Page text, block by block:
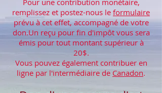
Pour une contribution monétaire,
remplissez et postez-nous le formulaire
prévu à cet effet, accompagné de votre
don.Un reçu pour fin d'impôt vous sera
émis pour tout montant supérieur à
20$.
Vous pouvez également contribuer en
ligne par l'intermédiaire de Canadon.